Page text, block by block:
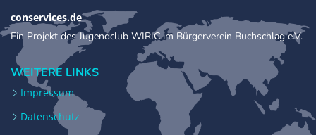
conservices.de
Ein Projekt des Jugendclub WIRIC im Bürgerverein Buchschlag e.V.
WEITERE LINKS
Impressum
Datenschutz